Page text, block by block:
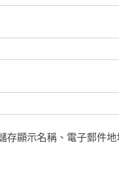
存顯示名稱、電子郵件